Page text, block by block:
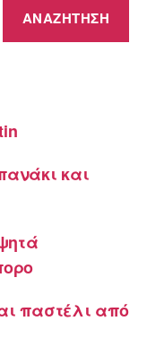
και
παστέλι από